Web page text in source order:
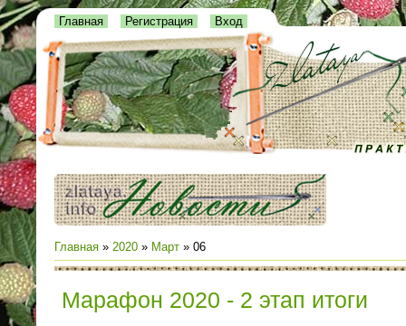
Главная Регистрация Вход
Главная » 2020 » Март » 06
Марафон 2020 - 2 этап итоги